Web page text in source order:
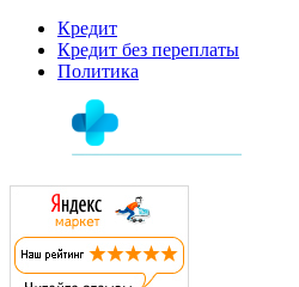
Кредит
Кредит без переплаты
Политика